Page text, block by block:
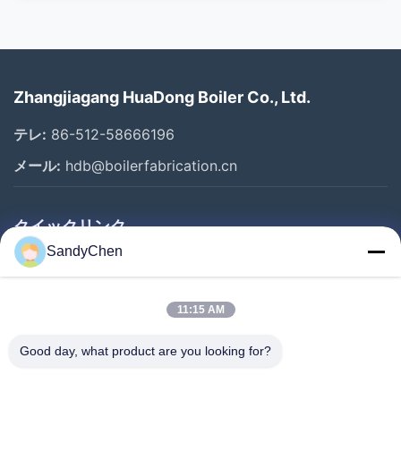
Zhangjiagang HuaDong Boiler Co., Ltd.
テレ: 86-512-58666196
メール: hdb@boilerfabrication.cn
クイックリンク
家
私達について
SandyChen
11:15 AM
Good day, what product are you looking for?